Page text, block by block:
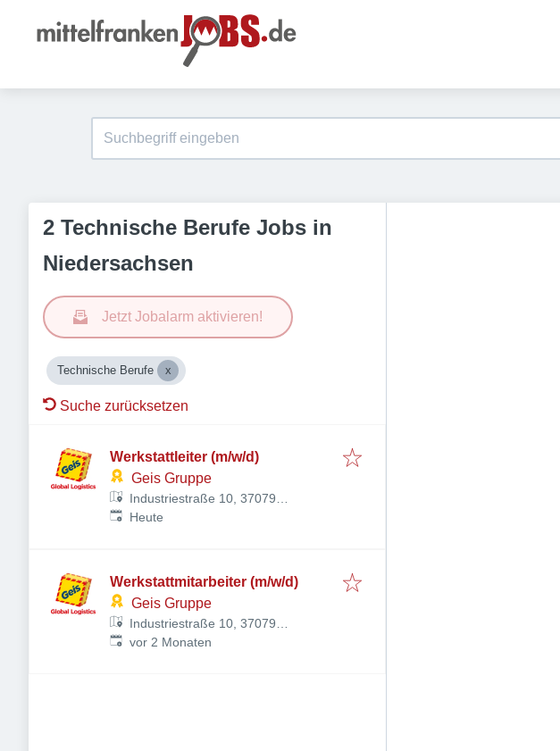
2 Technische Berufe Jobs in
Niedersachsen
Jetzt Jobalarm aktivieren!
Technische Berufe
Suche zurücksetzen
Werkstattleiter (m/w/d)
Geis Gruppe
Industriestraße 10, 37079
Göttingen, Deutschland
Veröffentlicht
Heute
Werkstattmitarbeiter (m/w/d)
Geis Gruppe
Industriestraße 10, 37079
Göttingen, Deutschland
Veröffentlicht:
vor 2 Monaten